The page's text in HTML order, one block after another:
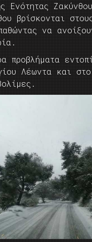
Ενότητας
βρίσκονται
να
προβλήματα
Λέωντα και